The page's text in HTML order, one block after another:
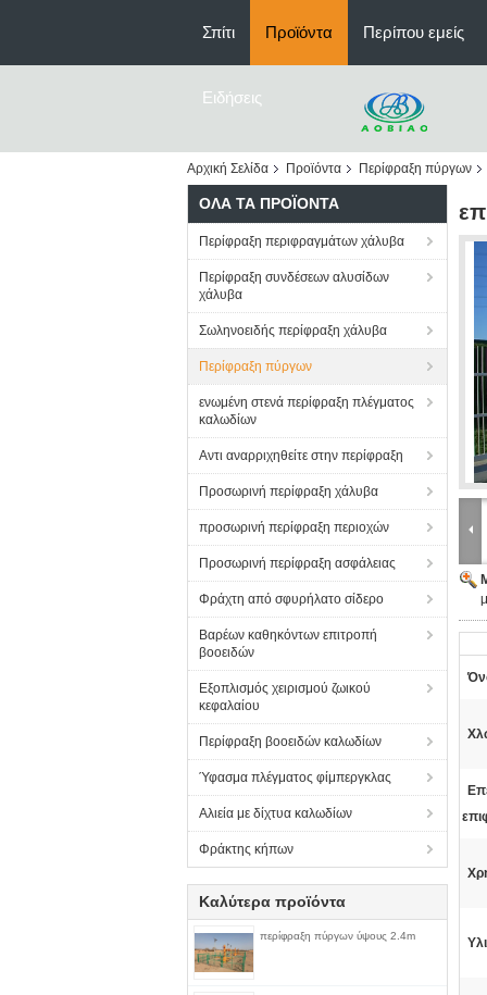
Σπίτι Προϊόντα Περίπου εμείς
Ειδήσεις
Αρχική Σελίδα Προϊόντα Περίφραξη πύργων
ΌΛΑ ΤΑ ΠΡΟΪΌΝΤΑ
Περίφραξη περιφραγμάτων χάλυβα
Περίφραξη συνδέσεων αλυσίδων
χάλυβα
Σωληνοειδής περίφραξη χάλυβα
Περίφραξη πύργων
ενωμένη στενά περίφραξη πλέγματος
καλωδίων
Αντι αναρριχηθείτε στην περίφραξη
Προσωρινή περίφραξη χάλυβα
προσωρινή περίφραξη περιοχών
Προσωρινή περίφραξη ασφάλειας
Φράχτη από σφυρήλατο σίδερο
Βαρέων καθηκόντων επιτροπή
βοοειδών
Εξοπλισμός χειρισμού ζωικού
κεφαλαίου
Περίφραξη βοοειδών καλωδίων
Ύφασμα πλέγματος φίμπεργκλας
Αλιεία με δίχτυα καλωδίων
Φράκτης κήπων
Καλύτερα προϊόντα
περίφραξη πύργων ύψους 2.4m